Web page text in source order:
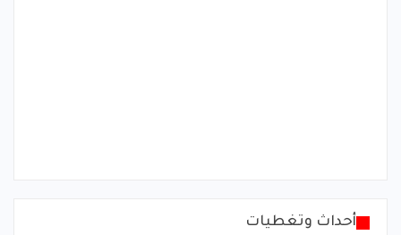
أحداث وتغطيات